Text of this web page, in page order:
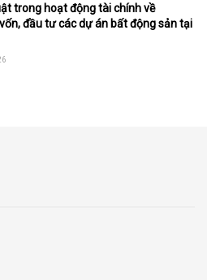
trong hoạt động tài chính về
đầu tư các dự án bất động sản tại